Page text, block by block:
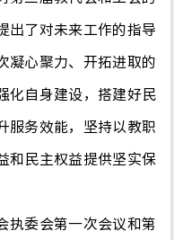
出了对未来工作的指导
凝心聚力、开拓进取的
化自身建设， 搭建好民
服务效能，坚持以教职
和民主权益提供坚实保
执委会第一次会议和第